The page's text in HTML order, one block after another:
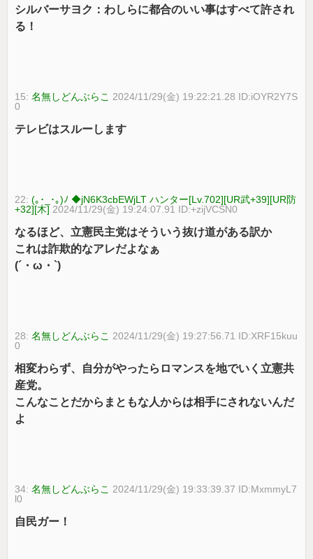
シルバーサヨク：わしらに都合のいい事はすべて許され
る！
15:名無しどんぶらこ 2024/11/29(金) 19:22:21.28 ID:iOYR2Y7S
0
テレビはスルーします
22:(｡･_･｡)ﾉ ◆jN6K3cbEWjLT ハンター[Lv.702][UR武+39][UR防
+32][木] 2024/11/29(金) 19:24:07.91 ID:+zijVCSN0
なるほど、立憲民主党はそういう抜け道がある訳か
これは詐欺的なアレだよなぁ
(´・ω・`)
28:名無しどんぶらこ 2024/11/29(金) 19:27:56.71 ID:XRF15kuu
0
相変わらず、自分がやったらロマンスを地でいく立憲共
産党。
こんなことだからまともな人からは相手にされないんだ
よ
34:名無しどんぶらこ 2024/11/29(金) 19:33:39.37 ID:MxmmyL7
l0
自民ガー！